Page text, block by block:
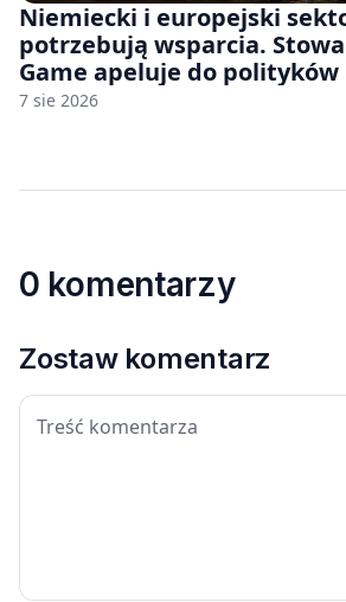
Niemiecki i europejski
potrzebują wsparcia.
Game apeluje do polityków
7 sie 2026
0 komentarzy
Zostaw komentarz